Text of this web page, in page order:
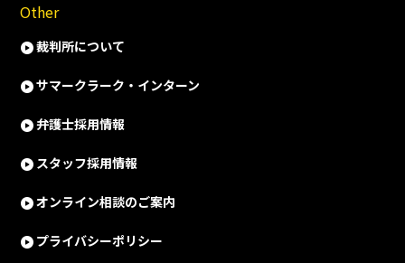
Other
裁判所について
サマークラーク・インターン
弁護士採用情報
スタッフ採用情報
オンライン相談のご案内
プライバシーポリシー